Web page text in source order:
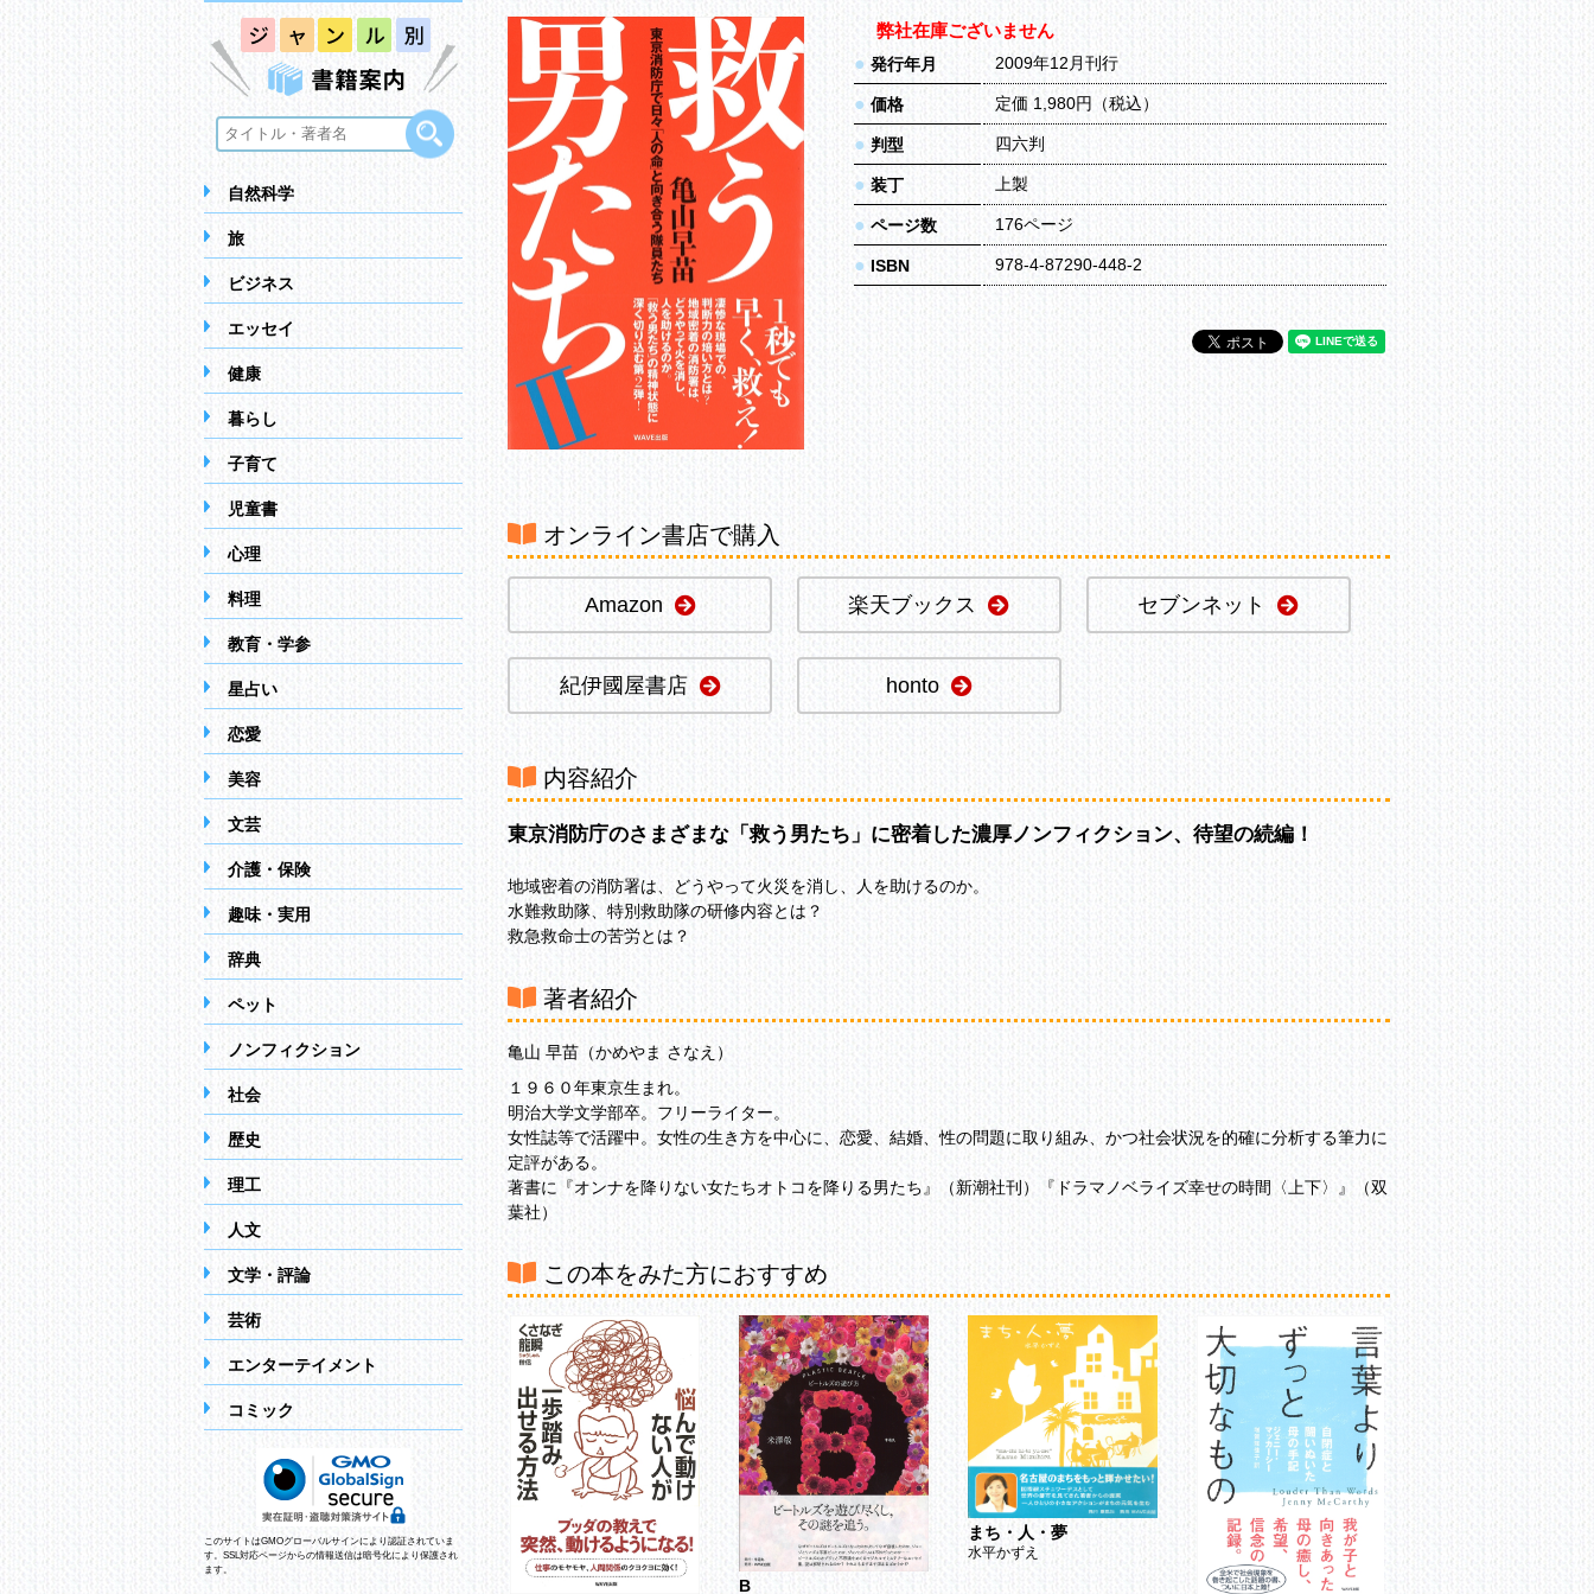
自然科学
旅
ビジネス
エッセイ
健康
暮らし
子育て
児童書
心理
料理
教育・学参
星占い
恋愛
美容
文芸
介護・保険
趣味・実用
辞典
ペット
ノンフィクション
社会
歴史
理工
人文
文学・評論
芸術
エンターテイメント
コミック
このサイトはGMOグローバルサインにより認証されていま
す。SSL対応ページからの情報送信は暗号化により保護され
ます。
弊社在庫ございません
● 発行年月 2009年12月刊行
● 価格 定価 1,980円（税込）
● 判型 四六判
● 装丁 上製
● ページ数 176ページ
● ISBN 978-4-87290-448-2
オンライン書店で購入
Amazon 楽天ブックス セブンネット
紀伊國屋書店 honto
内容紹介
東京消防庁のさまざまな「救う男たち」に密着した濃厚ノンフィクション、待望の続編！
地域密着の消防署は、どうやって火災を消し、人を助けるのか。
水難救助隊、特別救助隊の研修内容とは？
救急救命士の苦労とは？
著者紹介
亀山 早苗（かめやま さなえ）
１９６０年東京生まれ。
明治大学文学部卒。フリーライター。
女性誌等で活躍中。女性の生き方を中心に、恋愛、結婚、性の問題に取り組み、かつ社会状況を的確に分析する筆力に
定評がある。
著書に『オンナを降りない女たちオトコを降りる男たち』（新潮社刊）『ドラマノベライズ幸せの時間〈上下〉』（双
葉社）
この本をみた方におすすめ
B
まち・人・夢
水平かずえ